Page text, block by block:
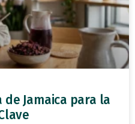
Jamaica para la